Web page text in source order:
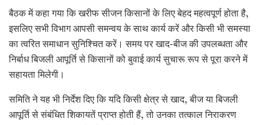
बैठक में कहा गया कि खरीफ सीजन किसानों के लिए बेहद महत्वपूर्ण होता है,
इसलिए सभी विभाग आपसी समन्वय के साथ कार्य करें और किसी भी समस्या
का त्वरित समाधान सुनिश्चित करें। समय पर खाद-बीज की उपलब्धता और
निर्बाध बिजली आपूर्ति से किसानों को बुवाई कार्य सुचारू रूप से पूरा करने में
सहायता मिलेगी।
समिति ने यह भी निर्देश दिए कि यदि किसी क्षेत्र से खाद, बीज या बिजली
आपूर्ति से संबंधित शिकायतें प्राप्त होती हैं, तो उनका तत्काल निराकरण